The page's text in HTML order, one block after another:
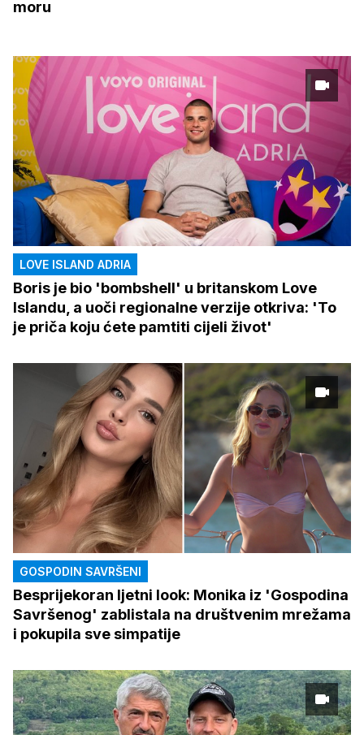
moru
LOVE ISLAND ADRIA
Boris je bio 'bombshell' u britanskom Love
Islandu, a uoči regionalne verzije otkriva: 'To
je priča koju ćete pamtiti cijeli život'
GOSPODIN SAVRŠENI
Besprijekoran ljetni look: Monika iz 'Gospodina
Savršenog' zablistala na društvenim mrežama
i pokupila sve simpatije